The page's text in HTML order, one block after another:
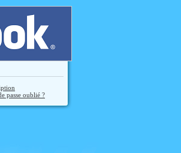
passe oublié ?